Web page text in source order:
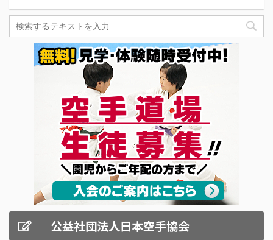
公益社団法人日本空手協会